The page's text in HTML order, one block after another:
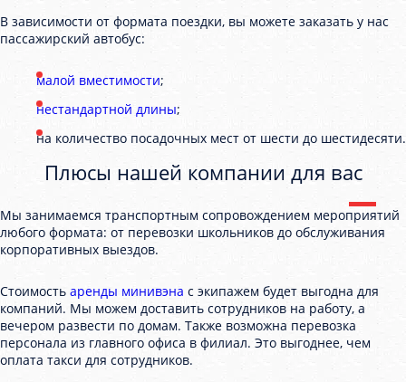
В зависимости от формата поездки, вы можете заказать у нас
пассажирский автобус:
малой вместимости;
нестандартной длины;
на количество посадочных мест от шести до шестидесяти.
Плюсы нашей компании для вас
Мы занимаемся транспортным сопровождением мероприятий
любого формата: от перевозки школьников до обслуживания
корпоративных выездов.
Стоимость аренды минивэна с экипажем будет выгодна для
компаний. Мы можем доставить сотрудников на работу, а
вечером развести по домам. Также возможна перевозка
персонала из главного офиса в филиал. Это выгоднее, чем
оплата такси для сотрудников.